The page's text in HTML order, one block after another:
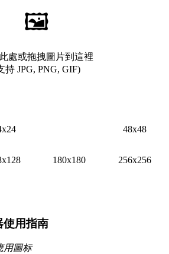
🖼️
處或拖拽圖片到這裡
持 JPG, PNG, GIF)
48x48
180x180 256x256
使用指南
用圖标